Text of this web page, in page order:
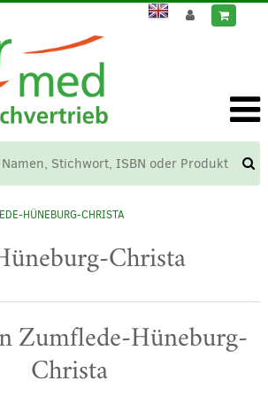
HÜNEBURG-CHRISTA
Christa
Zumflede-Hüneburg-
Christa